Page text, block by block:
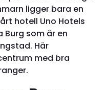
ligger bara en
hotell Uno Hotels
som är en
Här
med bra